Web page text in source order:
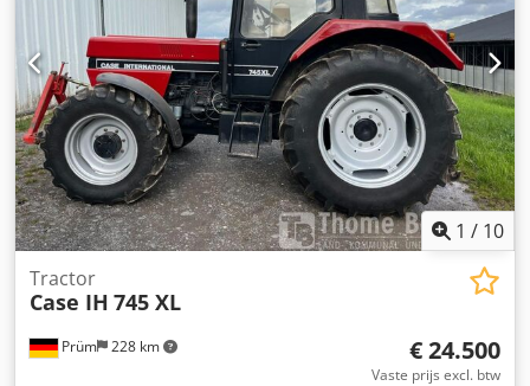
1 / 10
Prüm 228 km
Tractor
Case IH 745 XL
€ 24.500
Vaste prijs excl. btw